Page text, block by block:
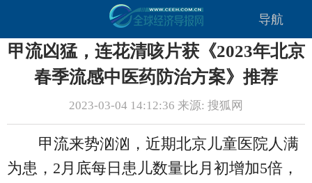
导航
甲流凶猛，连花清咳片获《2023年北京
春季流感中医药防治方案》推荐
2023-03-04 14:12:36 来源: 搜狐网
甲流来势汹汹，近期北京儿童医院人满
为患，2月底每日患儿数量比月初增加5倍，